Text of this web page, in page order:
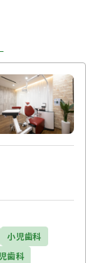
小児歯科
歯科